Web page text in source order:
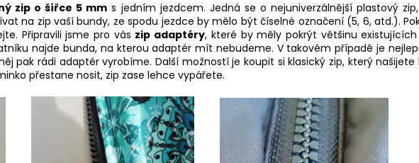
zip o šířce 5 mm s jedním jezdcem. Jedná se o nejuniverzálnější plastový
na zip vaší bundy, ze spodu jezdce by mělo být číselné označení (5, 6, atd.).
Připravili jsme pro vás zip adaptéry, které by měly pokrýt většinu
najde bunda, na kterou adaptér mít nebudeme. V takovém případě je
pak rádi adaptér vyrobíme. Další možností je koupit si klasický zip, který
přestane nosit, zip zase lehce vypářete.